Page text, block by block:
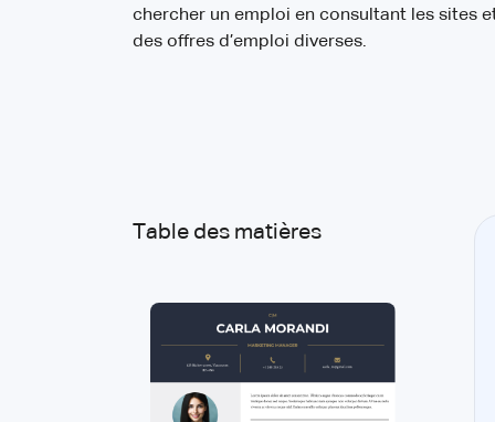
chercher un emploi en consultant les sites
des offres d’emploi diverses.
Table des matières